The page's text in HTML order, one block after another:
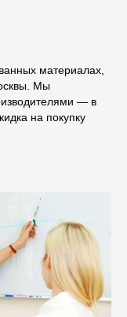
материалах,
Мы
— в
на покупку